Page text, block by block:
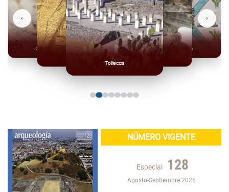
Toltecas
Mexicas
Olmecas
‹ ›
NÚMERO VIGENTE
Especial 128
Agosto-Septiembre 2026